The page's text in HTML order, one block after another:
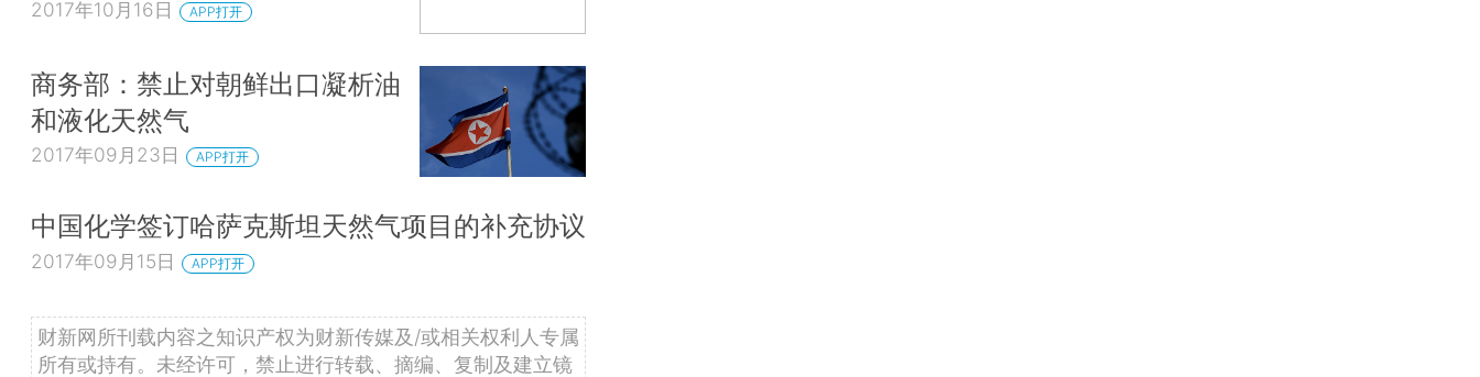
2017年10月16日 APP打开
商务部：禁止对朝鲜出口凝析油
和液化天然气
2017年09月23日 APP打开
中国化学签订哈萨克斯坦天然气项目的补充协议
2017年09月15日 APP打开
财新网所刊载内容之知识产权为财新传媒及/或相关权利人专属
所有或持有。未经许可，禁止进行转载、摘编、复制及建立镜